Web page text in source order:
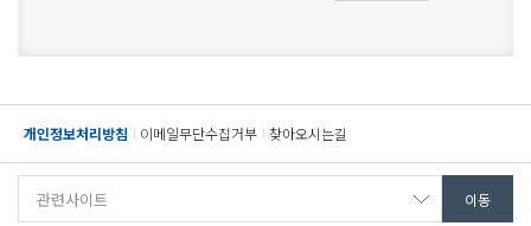
개인정보처리방침 이메일무단수집거부 찾아오시는길